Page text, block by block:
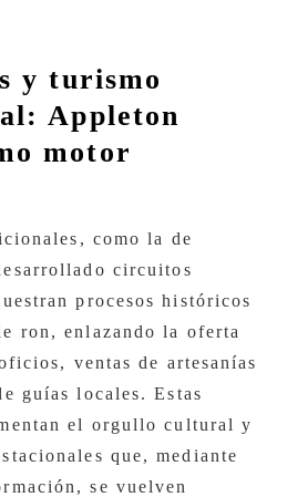
y turismo
Appleton
motor
como la de
circuitos
procesos históricos
ron, enlazando la oferta
ventas de artesanías
guías locales. Estas
el orgullo cultural y
que, mediante
se vuelven